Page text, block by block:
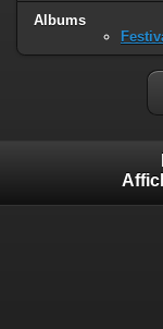
Albums